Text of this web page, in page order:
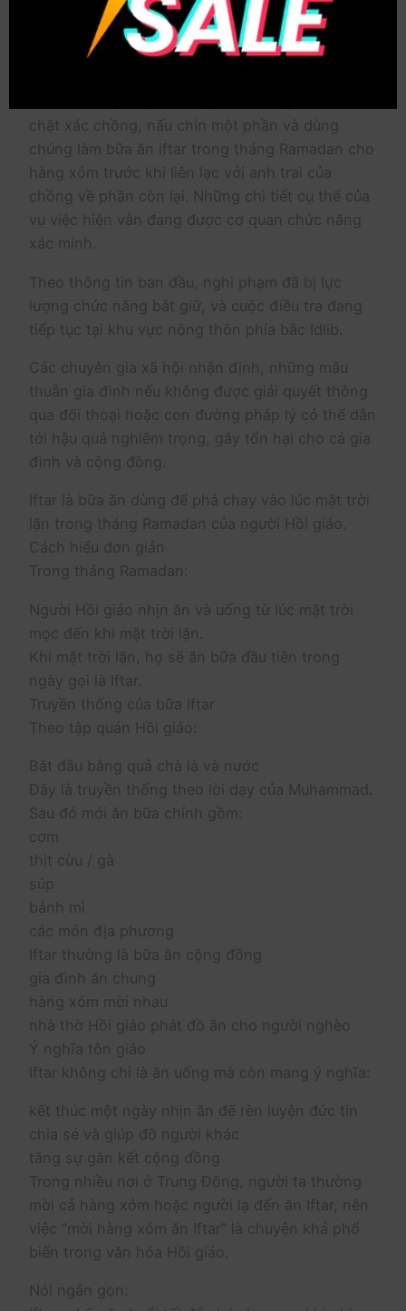
Một số nguồn tin chưa được xác nhận cho rằng
chặt xác chồng, nấu chín một phần và dùng
chúng làm bữa ăn iftar trong tháng Ramadan cho
hàng xóm trước khi liên lạc với anh trai của
chồng về phần còn lại. Những chi tiết cụ thể của
vụ việc hiện vẫn đang được cơ quan chức năng
xác minh.
Theo thông tin ban đầu, nghi phạm đã bị lực
lượng chức năng bắt giữ, và cuộc điều tra đang
tiếp tục tại khu vực nông thôn phía bắc Idlib.
Các chuyên gia xã hội nhận định, những mâu
thuẫn gia đình nếu không được giải quyết thông
qua đối thoại hoặc con đường pháp lý có thể dẫn
tới hậu quả nghiêm trọng, gây tổn hại cho cả gia
đình và cộng đồng.
Iftar là bữa ăn dùng để phá chay vào lúc mặt trời
lặn trong tháng Ramadan của người Hồi giáo.
Cách hiểu đơn giản
Trong tháng Ramadan:
Người Hồi giáo nhịn ăn và uống từ lúc mặt trời
mọc đến khi mặt trời lặn.
Khi mặt trời lặn, họ sẽ ăn bữa đầu tiên trong
ngày gọi là Iftar.
Truyền thống của bữa Iftar
Theo tập quán Hồi giáo:
Bắt đầu bằng quả chà là và nước
Đây là truyền thống theo lời dạy của Muhammad.
Sau đó mới ăn bữa chính gồm:
cơm
thịt cừu / gà
súp
bánh mì
các món địa phương
Iftar thường là bữa ăn cộng đồng
gia đình ăn chung
hàng xóm mời nhau
nhà thờ Hồi giáo phát đồ ăn cho người nghèo
Ý nghĩa tôn giáo
Iftar không chỉ là ăn uống mà còn mang ý nghĩa:
kết thúc một ngày nhịn ăn để rèn luyện đức tin
chia sẻ và giúp đỡ người khác
tăng sự gắn kết cộng đồng
Trong nhiều nơi ở Trung Đông, người ta thường
mời cả hàng xóm hoặc người lạ đến ăn Iftar, nên
việc “mời hàng xóm ăn Iftar” là chuyện khá phổ
biến trong văn hóa Hồi giáo.
Nói ngắn gọn: